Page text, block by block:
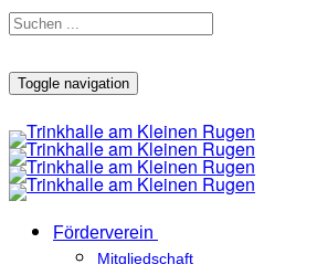
Toggle navigation
Förderverein
Mitgliedschaft